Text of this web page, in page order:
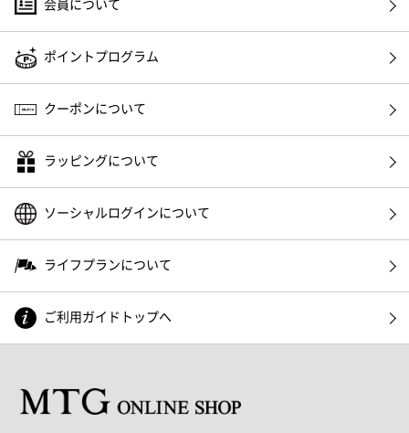
会員について
ポイントプログラム
クーポンについて
ラッピングについて
ソーシャルログインについて
ライフプランについて
ご利用ガイドトップへ